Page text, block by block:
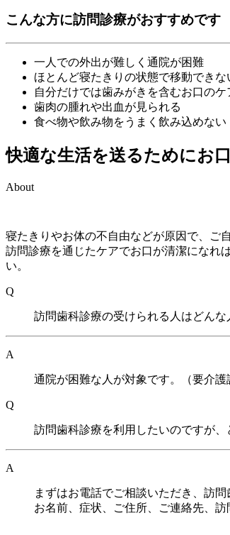
こんな方に訪問診療がおすすめです
一人での外出が難しく通院が困難
ほとんど寝たきりの状態で移動できな
自分だけでは歯みがきを含むお口の
歯肉の腫れや出血が見られる
食べ物や飲み物をうまく飲み込めない
快適な生活を送るためにお
About
寝たきりやお体の不自由などが原因で、ご
訪問診療を通じたケアでお口が清潔になれ
い。
Q
訪問歯科診療の受けられる人はどんな
A
通院が困難な人が対象です。（要介護
Q
訪問歯科診療を利用したいのですが、
A
まずはお電話でご相談いただき、訪
お名前、症状、ご住所、ご連絡先、訪